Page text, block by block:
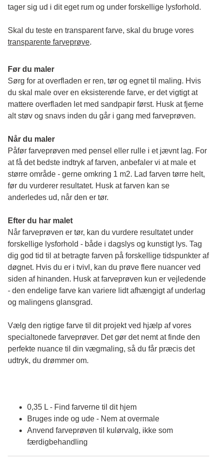
tager sig ud i dit eget rum og under forskellige lysforhold.
transparente farveprøve.
Før du maler
Sørg for at overfladen er ren, tør og egnet til maling. Hvis
du skal male over en eksisterende farve, er det vigtigt at
mattere overfladen let med sandpapir først. Husk at fjerne
alt støv og snavs inden du går i gang med farveprøven.
Når du maler
Påfør farveprøven med pensel eller rulle i et jævnt lag. For
at få det bedste indtryk af farven, anbefaler vi at male et
større område - gerne omkring 1 m2. Lad farven tørre helt,
før du vurderer resultatet. Husk at farven kan se
anderledes ud, når den er tør.
Efter du har malet
Når farveprøven er tør, kan du vurdere resultatet under
forskellige lysforhold - både i dagslys og kunstigt lys. Tag
dig god tid til at betragte farven på forskellige tidspunkter af
døgnet. Hvis du er i tvivl, kan du prøve flere nuancer ved
siden af hinanden. Husk at farveprøven kun er vejledende
- den endelige farve kan variere lidt afhængigt af underlag
og malingens glansgrad.
Vælg den rigtige farve til dit projekt ved hjælp af vores
specialtonede farveprøver. Det gør det nemt at finde den
perfekte nuance til din vægmaling, så du får præcis det
udtryk, du drømmer om.
0,35 L - Find farverne til dit hjem
Bruges inde og ude - Nem at overmale
Anvend farveprøven til kulørvalg, ikke som
færdigbehandling